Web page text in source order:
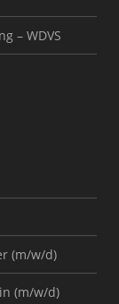
– WDVS
(m/w/d)
(m/w/d)